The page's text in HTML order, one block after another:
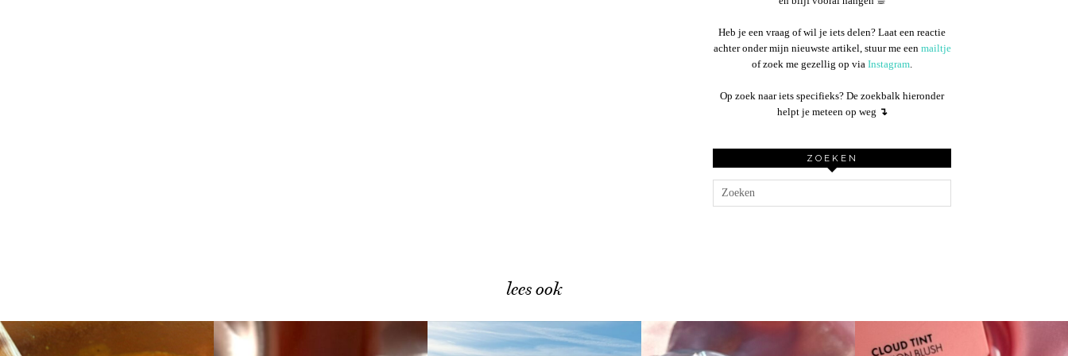
Heb je een vraag of wil je iets delen? Laat een reactie
achter onder mijn nieuwste artikel, stuur me een mailtje
of zoek me gezellig op via Instagram.
Op zoek naar iets specifieks? De zoekbalk hieronder
helpt je meteen op weg ↴
ZOEKEN
lees ook